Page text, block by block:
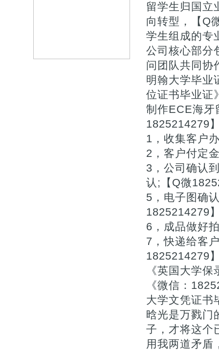
留学生归国立
向转型，【Q
学生组成的专
公司核心部分
问团队共同协
明翰大学毕业
位证书毕业证
制作ECE海牙
1825214279
1，收集客户
2，客户付定
3，公司确认
认;【Q微
5，电子图确
1825214279
6，成品做好
7，快递给客
1825214279
《英国大学
《微信：
大学文凭证书
晗光是万戮门
子，才将这个
用我两道矛盾